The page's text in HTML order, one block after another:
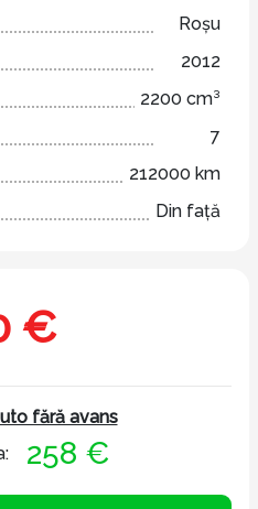
Roșu
2012
2200 cm³
7
212000 km
Din față
€
fără avans
258 €